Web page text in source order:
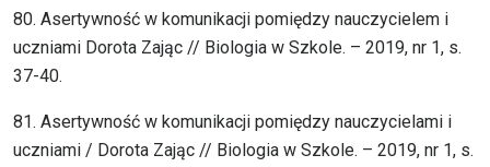
80. Asertywność w komunikacji pomiędzy nauczycielem i
uczniami Dorota Zając // Biologia w Szkole. – 2019, nr 1, s.
37-40.
81. Asertywność w komunikacji pomiędzy nauczycielami i
uczniami / Dorota Zając // Biologia w Szkole. – 2019, nr 1, s.